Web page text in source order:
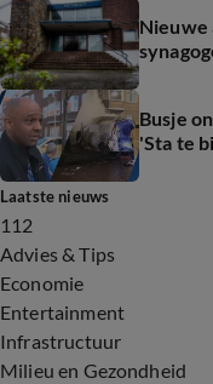
Nieuwe
Busje
'Sta te
Laatste nieuws
112
Advies & Tips
Economie
Entertainment
Infrastructuur
Milieu en Gezondheid